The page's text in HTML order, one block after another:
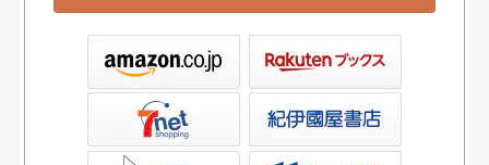
書店ウェブストア